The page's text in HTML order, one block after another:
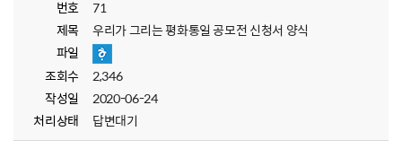
번호
71
제목
우리가 그리는 평화통일 공모전 신청서 양식
파일
조회수
2,346
작성일
2020-06-24
처리상태
답변대기